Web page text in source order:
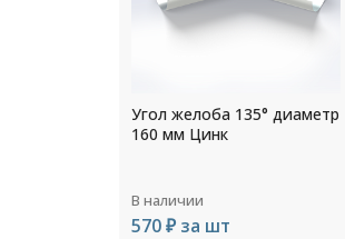
Угол желоба 135° диаметр
220 мм RAL 1014
В наличии
1 243 ₽ за шт